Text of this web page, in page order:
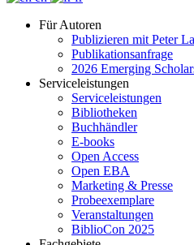
Für Autoren
Publizieren mit Peter
Publikationsanfrage
2026 Emerging
Serviceleistungen
Serviceleistungen
Bibliotheken
Buchhändler
E-books
Open Access
Open EBA
Marketing & Presse
Probeexemplare
Veranstaltungen
BiblioCon 2025